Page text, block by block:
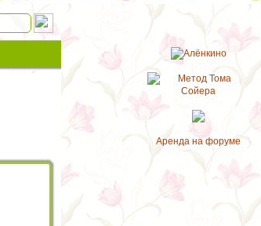
Аренда на форуме